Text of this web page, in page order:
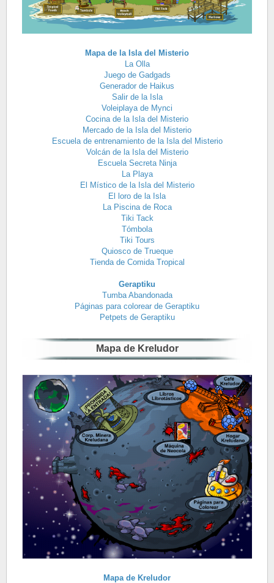
Mapa de la Isla del Misterio
La Olla
Juego de Gadgads
Generador de Haikus
Salir de la Isla
Voleiplaya de Mynci
Cocina de la Isla del Misterio
Mercado de la Isla del Misterio
Escuela de entrenamiento de la Isla del Misterio
Volcán de la Isla del Misterio
Escuela Secreta Ninja
La Playa
El Místico de la Isla del Misterio
El loro de la Isla
La Piscina de Roca
Tiki Tack
Tómbola
Tiki Tours
Quiosco de Trueque
Tienda de Comida Tropical
Geraptiku
Tumba Abandonada
Páginas para colorear de Geraptiku
Petpets de Geraptiku
Mapa de Kreludor
Mapa de Kreludor